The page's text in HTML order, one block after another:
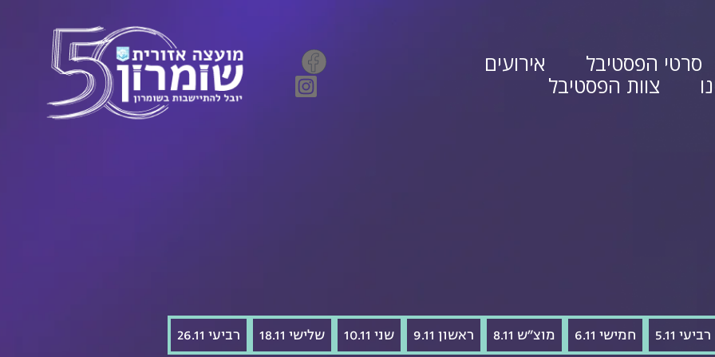
סרטי הפסטיבל
אירועים
צוות הפסטיבל
רביעי 5.11 חמישי 6.11 מוצ"ש 8.11 ראשון 9.11 שני 10.11 שלישי 18.11 רביעי 26.11